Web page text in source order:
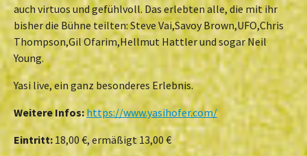
auch virtuos und gefühlvoll. Das erlebten alle, die mit ihr
bisher die Bühne teilten: Steve Vai,Savoy Brown,UFO,Chris
Thompson,Gil Ofarim,Hellmut Hattler und sogar Neil
Young.
Yasi live, ein ganz besonderes Erlebnis.
Weitere Infos:https://www.yasihofer.com/
Eintritt:18,00 €, ermäßigt 13,00 €